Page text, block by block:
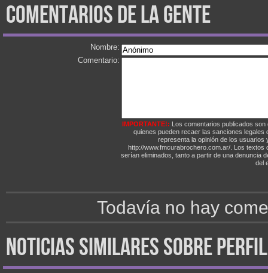
comentarios de la gente
Nombre:
Comentario:
IMPORTANTE!: Los comentarios publicados
quienes pueden recaer las sanciones
representa la opinión de los
http://www.fmcurabrochero.com.ar/. Los textos
serían eliminados, tanto a partir de una denuncia
del
Todavía no hay
noticias similares sobre